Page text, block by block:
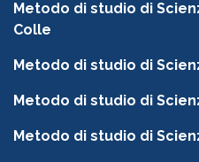
Metodo di studio di
Colle
Metodo di studio di
Metodo di studio di
Metodo di studio di